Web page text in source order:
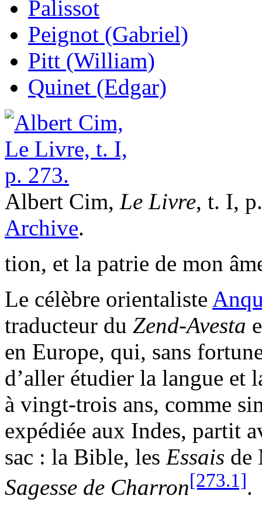
Palissot
Peignot (Gabriel)
Pitt (William)
Quinet (Edgar)
Albert Cim, Le Livre, t. I,
Archive.
tion, et la patrie de mon
Le célèbre orientaliste
traducteur du Zend-Avesta
en Europe, qui, sans
d’aller étudier la langue et
à vingt-trois ans, comme
expédiée aux Indes, partit
sac : la Bible, les Essais de
Sagesse de Charron[273.1].